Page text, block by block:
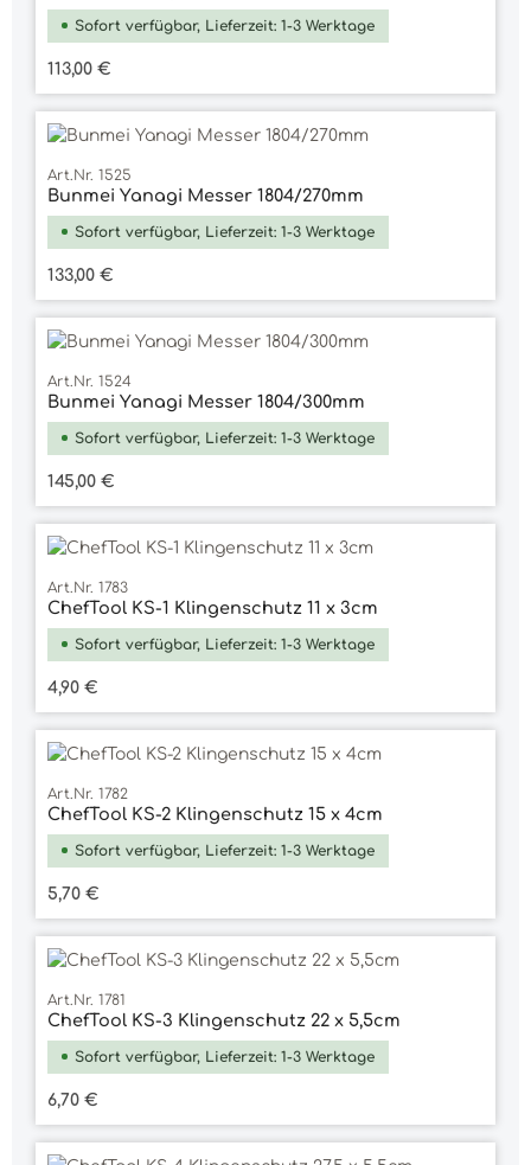
Sofort verfügbar, Lieferzeit: 1-3 Werktage
Regulärer Preis:
113,00 €
Art.Nr. 1525
Bunmei Yanagi Messer 1804/270mm
Sofort verfügbar, Lieferzeit: 1-3 Werktage
Regulärer Preis:
133,00 €
Art.Nr. 1524
Bunmei Yanagi Messer 1804/300mm
Sofort verfügbar, Lieferzeit: 1-3 Werktage
Regulärer Preis:
145,00 €
Art.Nr. 1783
ChefTool KS-1 Klingenschutz 11 x 3cm
Sofort verfügbar, Lieferzeit: 1-3 Werktage
Regulärer Preis:
4,90 €
Art.Nr. 1782
ChefTool KS-2 Klingenschutz 15 x 4cm
Sofort verfügbar, Lieferzeit: 1-3 Werktage
Regulärer Preis:
5,70 €
Art.Nr. 1781
ChefTool KS-3 Klingenschutz 22 x 5,5cm
Sofort verfügbar, Lieferzeit: 1-3 Werktage
Regulärer Preis:
6,70 €